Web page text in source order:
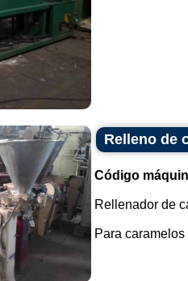
Relleno de
Código
Rellenador de
Para